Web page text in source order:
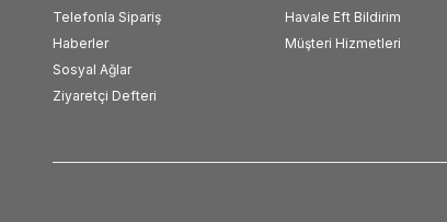
Telefonla Sipariş
Haberler
Sosyal Ağlar
Ziyaretçi Defteri
Havale Eft Bildirim
Müşteri Hizmetleri